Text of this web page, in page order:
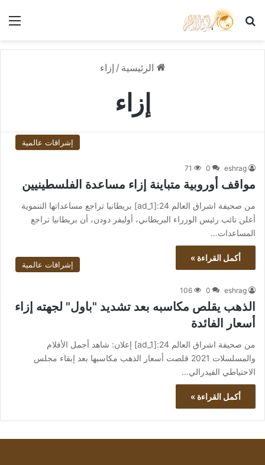
بحث عن
الرئيسية / إزاء
إزاء
إشراقات عالمية
eshrag
0
71
مواقف أوروبية متباينة إزاء مساعدة الفلسطينيين
من صحيفة اشراق العالم 24:[ad_1] بريطانيا تراجع مساعداتها التنموية
أعلن نائب رئيس الوزراء البريطاني، أوليفر دودن، أن بريطانيا تراجع
المساعدات…
أكمل القراءة »
إشراقات عالمية
eshrag
0
106
الذهب يقلص مكاسبه بعد تشديد "باول" لجهته إزاء
أسعار الفائدة
من صحيفة اشراق العالم 24:[ad_1] إعلان: شاهد أجمل الأفلام
والمسلسلات 2021 قلصت أسعار الذهب مكاسبها بعد إبقاء مجلس
الاحتياطي الفيدرالي…
أكمل القراءة »